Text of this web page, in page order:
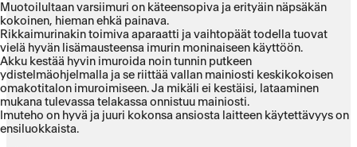
Muotoilultaan varsiimuri on käteensopiva ja erityäin näpsäkän
kokoinen, hieman ehkä painava.
Rikkaimurinakin toimiva aparaatti ja vaihtopäät todella tuovat
vielä hyvän lisämausteensa imurin moninaiseen käyttöön.
Akku kestää hyvin imuroida noin tunnin putkeen
ydistelmäohjelmalla ja se riittää vallan mainiosti keskikokoisen
omakotitalon imuroimiseen. Ja mikäli ei kestäisi, lataaminen
mukana tulevassa telakassa onnistuu mainiosti.
Imuteho on hyvä ja juuri kokonsa ansiosta laitteen käytettävyys on
ensiluokkaista.